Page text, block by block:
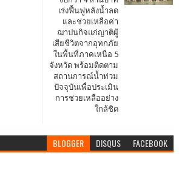
เร่งฟื้นฟูหลังน้ำลด
และช่วยเหลือค่า
ฌาปนกิจแก่ญาติผู้
เสียชีวิตจากอุทกภัย
ในพื้นที่ภาคเหนือ 5
จังหวัด พร้อมติดตาม
สถานการณ์น้ำท่วม
ปัจจุบันเพื่อประเมิน
การช่วยเหลืออย่าง
ใกล้ชิด
BLOGGER DISQUS FACEBOOK